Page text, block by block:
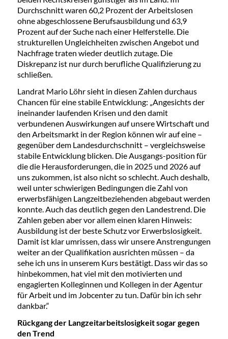
Durchschnitt waren 60,2 Prozent der Arbeitslosen
ohne abgeschlossene Berufsausbildung und 63,9
Prozent auf der Suche nach einer Helferstelle. Die
strukturellen Ungleichheiten zwischen Angebot und
Nachfrage traten wieder deutlich zutage. Die
Diskrepanz ist nur durch berufliche Qualifizierung zu
schließen.
Landrat Mario Löhr sieht in diesen Zahlen durchaus
Chancen für eine stabile Entwicklung: „Angesichts der
ineinander laufenden Krisen und den damit
verbundenen Auswirkungen auf unsere Wirtschaft und
den Arbeitsmarkt in der Region können wir auf eine –
gegenüber dem Landesdurchschnitt – vergleichsweise
stabile Entwicklung blicken. Die Ausgangs-position für
die die Herausforderungen, die in 2025 und 2026 auf
uns zukommen, ist also nicht so schlecht. Auch deshalb,
weil unter schwierigen Bedingungen die Zahl von
erwerbsfähigen Langzeitbeziehenden abgebaut werden
konnte. Auch das deutlich gegen den Landestrend. Die
Zahlen geben aber vor allem einen klaren Hinweis:
Ausbildung ist der beste Schutz vor Erwerbslosigkeit.
Damit ist klar umrissen, dass wir unsere Anstrengungen
weiter an der Qualifikation ausrichten müssen – da
sehe ich uns in unserem Kurs bestätigt. Dass wir das so
hinbekommen, hat viel mit den motivierten und
engagierten Kolleginnen und Kollegen in der Agentur
für Arbeit und im Jobcenter zu tun. Dafür bin ich sehr
dankbar.“
Rückgang der Langzeitarbeitslosigkeit sogar gegen
den Trend